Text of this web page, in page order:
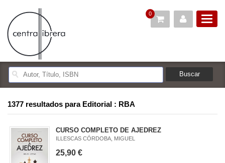
0
1377 resultados para Editorial : RBA
CURSO COMPLETO DE AJEDREZ
ILLESCAS CÓRDOBA, MIGUEL
25,90 €